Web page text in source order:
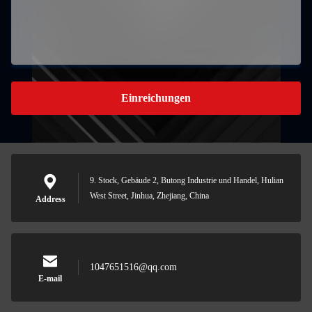
Einreichungen
Address
9. Stock, Gebäude 2, Butong Industrie und Handel, Hulian
West Street, Jinhua, Zhejiang, China
E-mail
1047651516@qq.com